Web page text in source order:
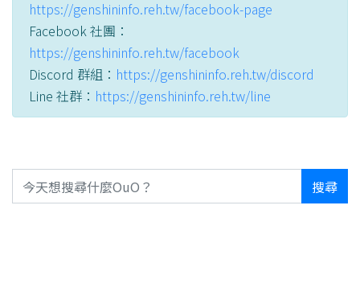
https://genshininfo.reh.tw/facebook-page
Facebook 社團：
https://genshininfo.reh.tw/facebook
Discord 群組： https://genshininfo.reh.tw/discord
Line 社群： https://genshininfo.reh.tw/line
搜尋